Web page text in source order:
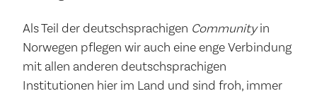
Als Teil der deutschsprachigen Communityin
Norwegen pflegen wir auch eine enge Verbindung
mit allen anderen deutschsprachigen
Institutionen hier im Land und sind froh, immer